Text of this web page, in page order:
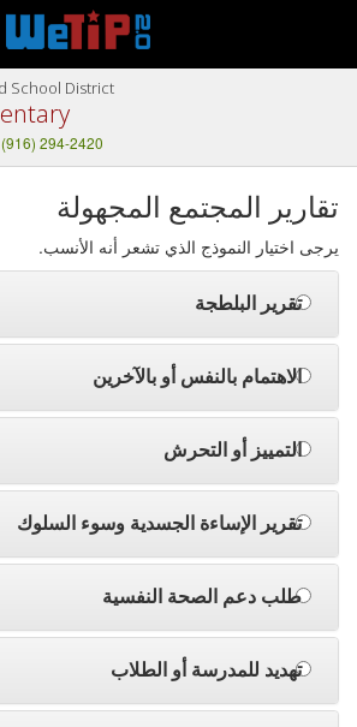
School District
(916) 294-2420
تقارير المجتمع المجهولة
يرجى اختيار النموذج الذي تشعر أنه الأنسب.
تقرير البلطجة
الاهتمام بالنفس أو بالآخرين
التمييز أو التحرش
تقرير الإساءة الجسدية وسوء السلوك
طلب دعم الصحة النفسية
تهديد للمدرسة أو الطلاب